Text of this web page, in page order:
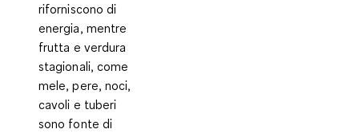
riforniscono di
energia, mentre
frutta e verdura
stagionali, come
mele, pere, noci,
cavoli e tuberi
sono fonte di